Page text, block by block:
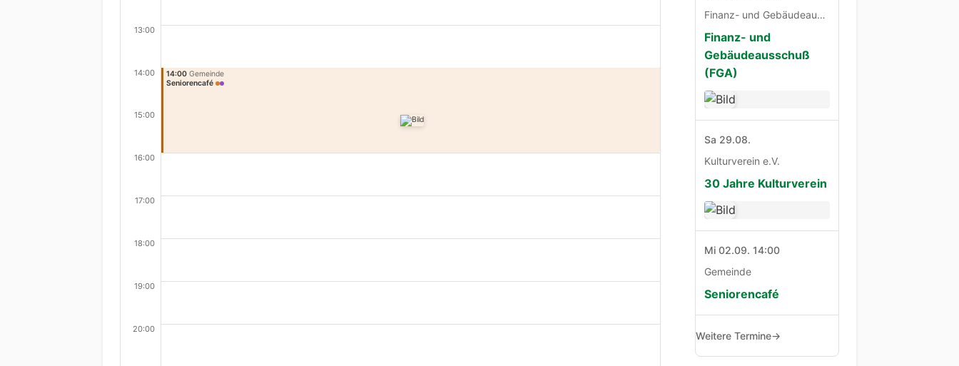
13:00
14:00
15:00
16:00
17:00
18:00
19:00
20:00
14:00 Gemeinde
Seniorencafé
Finanz- und Gebäudeausschuß
Finanz- und
Gebäudeausschuß
(FGA)
Sa 29.08.
Kulturverein e.V.
30 Jahre Kulturverein
Mi 02.09. 14:00
Gemeinde
Seniorencafé
Weitere Termine→